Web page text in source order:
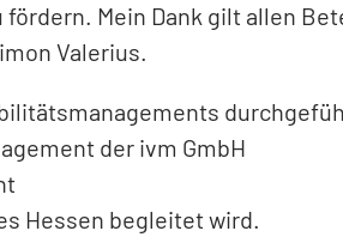
Mein Dank gilt allen
Valerius.
der ivm GmbH
Hessen begleitet wird.